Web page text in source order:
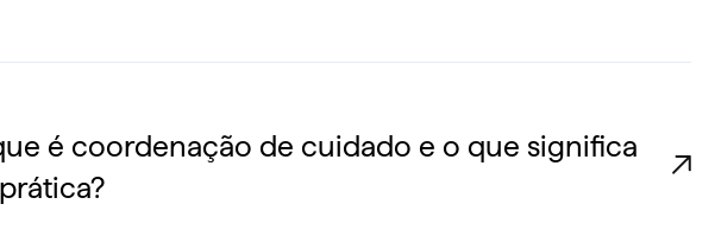
é coordenação de cuidado e o que significa